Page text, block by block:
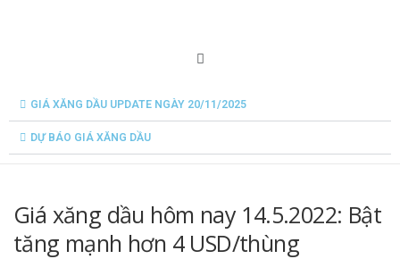
GIÁ XĂNG DẦU UPDATE NGÀY 20/11/2025
DỰ BÁO GIÁ XĂNG DẦU
Giá xăng dầu hôm nay 14.5.2022: Bật
tăng mạnh hơn 4 USD/thùng